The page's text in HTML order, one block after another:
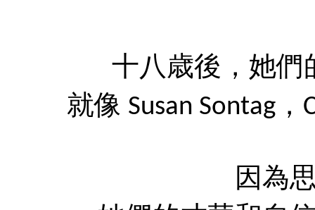
十八歳後，她們
就像 Susan Sontag
因為